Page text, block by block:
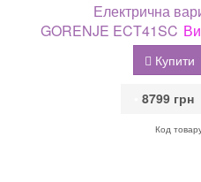
Електрична
GORENJE ECT41SC
Купити
8799 грн
Код